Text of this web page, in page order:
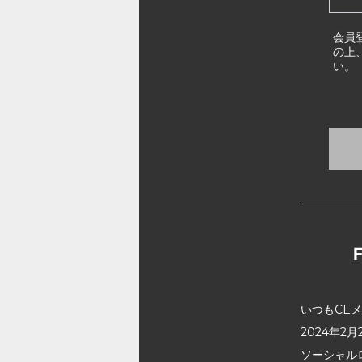
会員
の上
い。
いつもCE
2024年2月
ソーシャ